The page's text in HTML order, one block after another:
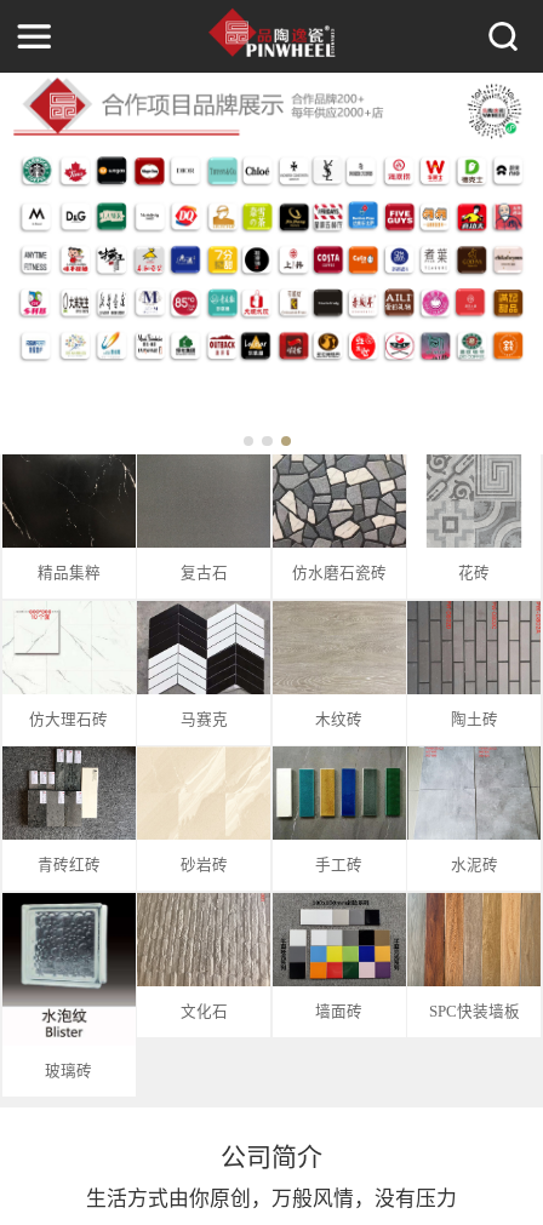
精品集粹 复古石 仿水磨石瓷砖 花砖
仿大理石砖 马赛克 木纹砖 陶土砖
青砖红砖 砂岩砖 手工砖 水泥砖
玻璃砖
文化石 墙面砖 SPC快装墙板
公司简介
生活方式由你原创，万般风情，没有压力